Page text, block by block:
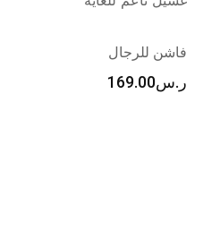
فاشون للنساء
ر.س132.00